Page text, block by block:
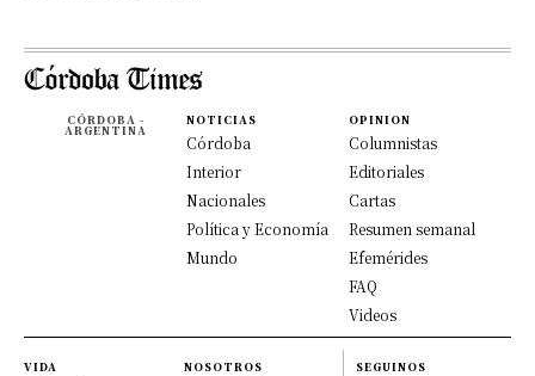
CÓRDOBA -
ARGENTINA
NOTICIAS
Córdoba
Interior
Nacionales
Política y Economía
Mundo
OPINION
Columnistas
Editoriales
Cartas
Resumen semanal
Efemérides
FAQ
Videos
VIDA NOSOTROS SEGUINOS